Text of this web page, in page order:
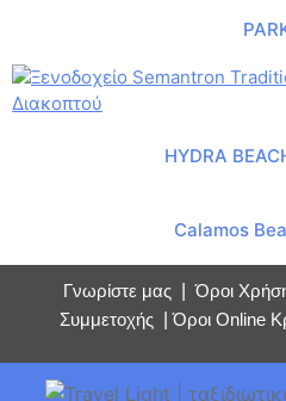
HYDRA
Calamos
Γνωρίστε μας|Όροι
Συμμετοχής
|Όροι Online